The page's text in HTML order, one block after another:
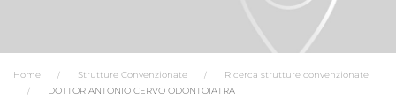
Home Strutture Convenzionate
Ricerca strutture convenzionate
DOTTOR ANTONIO CERVO ODONTOIATRA